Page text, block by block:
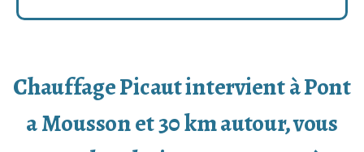
Chauffage Picaut intervient à Pont
a Mousson et 30 km autour, vous